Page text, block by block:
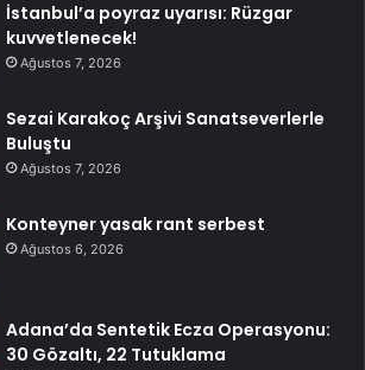
İstanbul’a poyraz uyarısı: Rüzgar
kuvvetlenecek!
Ağustos 7, 2026
Sezai Karakoç Arşivi Sanatseverlerle
Buluştu
Ağustos 7, 2026
Konteyner yasak rant serbest
Ağustos 6, 2026
Adana’da Sentetik Ecza Operasyonu:
30 Gözaltı, 22 Tutuklama